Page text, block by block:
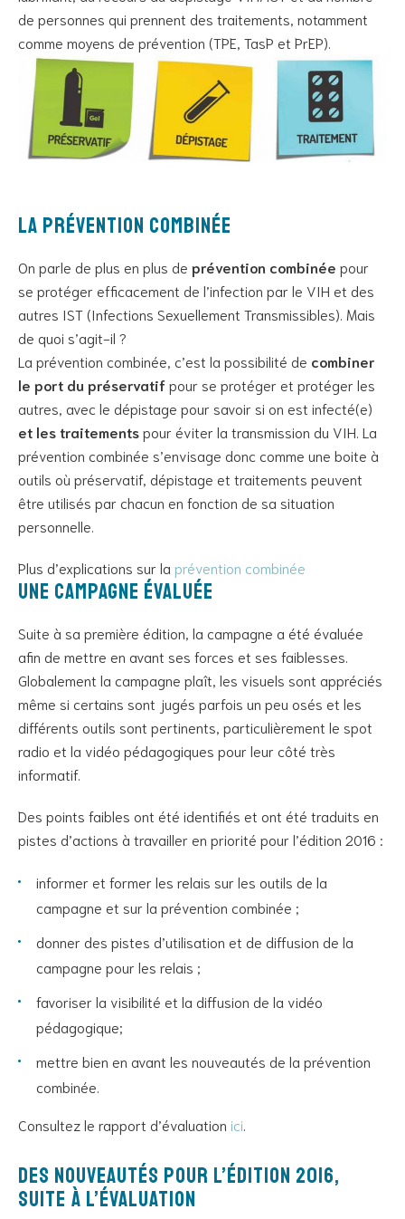
de personnes qui prennent des traitements, notamment
comme moyens de prévention (TPE, TasP et PrEP).
La prévention combinée
On parle de plus en plus de prévention combinée pour
se protéger efficacement de l’infection par le VIH et des
autres IST (Infections Sexuellement Transmissibles). Mais
de quoi s’agit-il ?
La prévention combinée, c’est la possibilité de combiner
le port du préservatifpour se protéger et protéger les
autres, avec le dépistage pour savoir si on est infecté(e)
et les traitementspour éviter la transmission du VIH. La
prévention combinée s’envisage donc comme une boite à
outils où préservatif, dépistage et traitements peuvent
être utilisés par chacun en fonction de sa situation
personnelle.
Plus d’explications sur la prévention combinée
Une campagne évaluée
Suite à sa première édition, la campagne a été évaluée
afin de mettre en avant ses forces et ses faiblesses.
Globalement la campagne plaît, les visuels sont appréciés
même si certains sont jugés parfois un peu osés et les
différents outils sont pertinents, particulièrement le spot
radio et la vidéo pédagogiques pour leur côté très
informatif.
Des points faibles ont été identifiés et ont été traduits en
pistes d’actions à travailler en priorité pour l’édition 2016 :
informer et former les relais sur les outils de la
campagne et sur la prévention combinée ;
donner des pistes d’utilisation et de diffusion de la
campagne pour les relais ;
favoriser la visibilité et la diffusion de la vidéo
pédagogique;
mettre bien en avant les nouveautés de la prévention
combinée.
Consultez le rapport d’évaluation ici
Des nouveautés pour l’édition 2016,
suite à l’évaluation